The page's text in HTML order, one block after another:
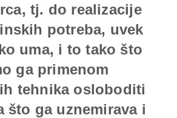
tj. do realizacije
potreba, uvek
uma, i to tako što
ga primenom
tehnika osloboditi
što ga uznemirava i